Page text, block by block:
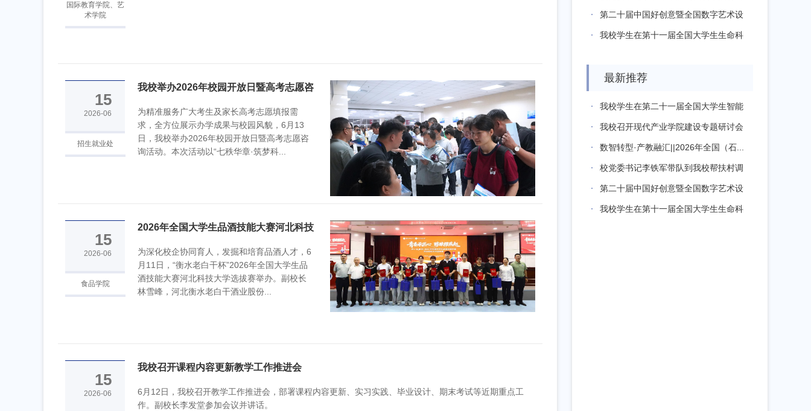
国际教育学院、艺
术学院
15
2026-06
招生就业处
我校举办2026年校园开放日暨高考志愿咨
为精准服务广大考生及家长高考志愿填报需
求，全方位展示办学成果与校园风貌，6月13
日，我校举办2026年校园开放日暨高考志愿咨
询活动。本次活动以“七秩华章·筑梦科...
15
2026-06
食品学院
2026年全国大学生品酒技能大赛河北科技
为深化校企协同育人，发掘和培育品酒人才，6
月11日，“衡水老白干杯”2026年全国大学生品
酒技能大赛河北科技大学选拔赛举办。副校长
林雪峰，河北衡水老白干酒业股份...
15
2026-06
我校召开课程内容更新教学工作推进会
6月12日，我校召开教学工作推进会，部署课程内容更新、实习实践、毕业设计、期末考试等近期重点工
作。副校长李发堂参加会议并讲话。
研指导...
第二十届中国好创意暨全国数字艺术设
计大赛...
我校学生在第十一届全国大学生生命科
最新推荐
我校学生在第二十一届全国大学生智能
汽车竞...
我校召开现代产业学院建设专题研讨会
数智转型·产教融汇||2026年全国（石...
校党委书记李铁军带队到我校帮扶村调
研指导...
第二十届中国好创意暨全国数字艺术设
计大赛...
我校学生在第十一届全国大学生生命科